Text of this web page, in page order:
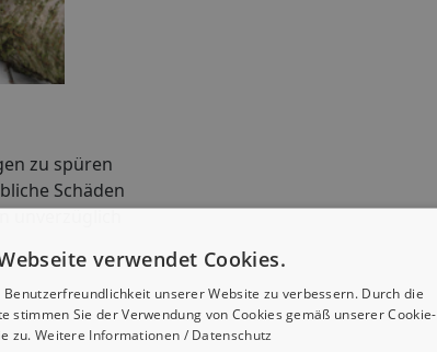
zu spüren
Schäden
unverzüglich
verwendet Cookies.
unserer Website zu verbessern. Durch die
stimmen Sie der Verwendung von Cookies gemäß unserer Cookie-
zu. Weitere Informationen / Datenschutz